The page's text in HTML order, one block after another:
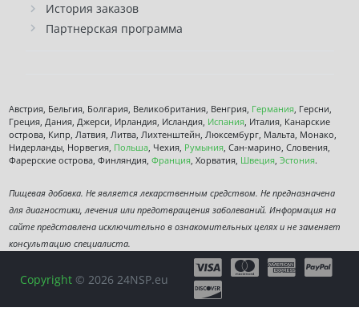
История заказов
Партнерская программа
Австрия, Бельгия, Болгария, Великобритания, Венгрия, Германия, Герсни,
Греция, Дания, Джерси, Ирландия, Исландия, Испания, Италия, Канарские
острова, Кипр, Латвия, Литва, Лихтенштейн, Люксембург, Мальта, Монако,
Нидерланды, Норвегия, Польша, Чехия, Румыния, Сан-марино, Словения,
Фарерские острова, Финляндия, Франция, Хорватия, Швеция, Эстония.
Пищевая добавка. Не является лекарственным средством. Не предназначена
для диагностики, лечения или предотвращения заболеваний. Информация на
сайте представлена исключительно в ознакомительных целях и не заменяет
консультацию специалиста.
Copyright© 2026 24NSP.eu